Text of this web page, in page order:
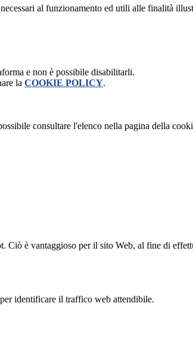
al funzionamento ed utili alle finalità
e non è possibile disabilitarli.
la COOKIE POLICY.
consultare l'elenco nella pagina della
Ciò è vantaggioso per il sito Web, al fine di
identificare il traffico web attendibile.